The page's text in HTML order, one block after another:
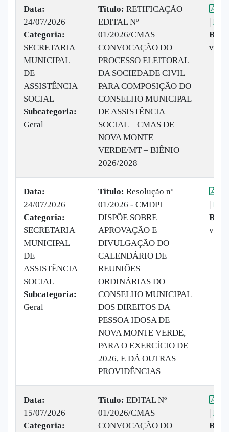
Data:
24/07/2026
Categoria:
SECRETARIA
MUNICIPAL
DE
ASSISTÊNCIA
SOCIAL
Subcategoria:
Geral
Titulo: RETIFICAÇÃO
EDITAL Nº
01/2026/CMAS
CONVOCAÇÃO DO
PROCESSO ELEITORAL
DA SOCIEDADE CIVIL
PARA COMPOSIÇÃO DO
CONSELHO MUNICIPAL
DE ASSISTÊNCIA
SOCIAL – CMAS DE
NOVA MONTE
VERDE/MT – BIÊNIO
2026/2028
|
vezes
Data:
24/07/2026
Categoria:
SECRETARIA
MUNICIPAL
DE
ASSISTÊNCIA
SOCIAL
Subcategoria:
Geral
Titulo: Resolução nº
01/2026 - CMDPI
DISPÕE SOBRE
APROVAÇÃO E
DIVULGAÇÃO DO
CALENDÁRIO DE
REUNIÕES
ORDINÁRIAS DO
CONSELHO MUNICIPAL
DOS DIREITOS DA
PESSOA IDOSA DE
NOVA MONTE VERDE,
PARA O EXERCÍCIO DE
2026, E DÁ OUTRAS
PROVIDÊNCIAS
|
vez
Data:
15/07/2026
Categoria:
Titulo: EDITAL Nº
01/2026/CMAS
CONVOCAÇÃO DO
|